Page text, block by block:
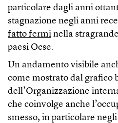
particolare dagli anni
stagnazione negli anni
fatto fermi nella
paesi Ocse.
Un andamento visibile
come mostrato dal grafico
dell’Organizzazione
che coinvolge anche
smesso, in particolare